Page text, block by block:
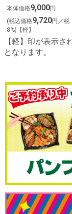
本体価格9,000円
(税込価格9,720円／税
8%)【軽】
【軽】印が表示
となります。